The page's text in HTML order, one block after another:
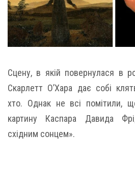
Сцену, в якій повернулася в
Скарлетт О’Хара дає собі
хто. Однак не всі помітили,
картину Каспара Давида
східним сонцем».